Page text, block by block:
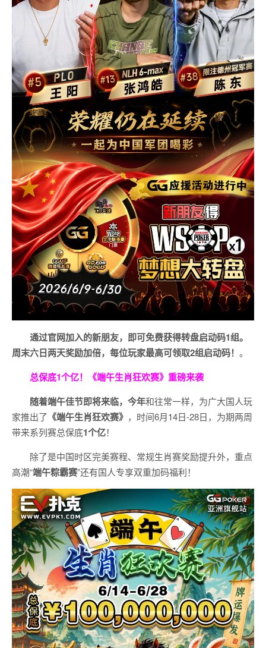
通过官网加入的新朋友，即可免费获得转盘启动码1组。
周末六日两天奖励加倍，每位玩家最高可领取2组启动码！ 。
总保底1个亿！
《端午生肖狂欢赛》重磅来袭
随着端午佳节即将来临，今年和往常一样，为广大国人玩
家推出了 《端午生肖狂欢赛》 ，时间6月14日-28日，为期两周
带来系列赛总保底1个亿！
除了是中国时区完美赛程、常规生肖赛奖励提升外，重点
高潮“端午粽霸赛”还有国人专享双重加码福利！